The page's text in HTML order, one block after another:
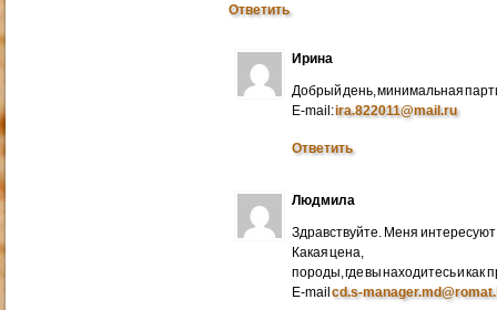
Ответить
Ирина
Добрый день, минимальная
E-mail:ira.822011@mail.ru
Ответить
Людмила
Здравствуйте. Меня
Какая цена,
породы, где вы находитесь и как
E-mailcd.s-